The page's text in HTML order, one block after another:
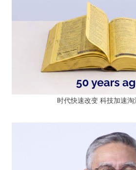
时代快速改变 科技加速淘